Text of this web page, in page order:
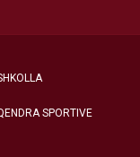
SPORTIVE